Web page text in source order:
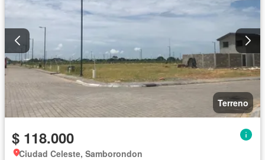
Terreno
$ 118.000
Ciudad Celeste, Samborondon